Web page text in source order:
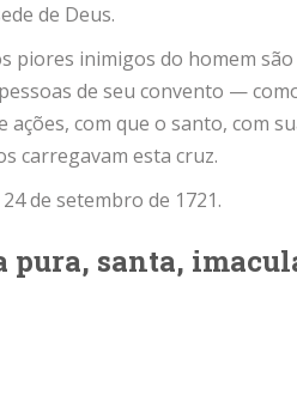
de Deus.
piores inimigos do homem
de seu convento —
ações, com que o santo, com
carregavam esta cruz.
24 de setembro de 1721.
pura, santa,